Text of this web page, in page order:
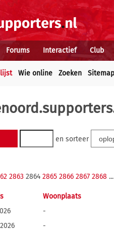
Forums Interactief Club
Wie online Zoeken Sitemap
en sorteer
2863 2864 2865 2866 2867 2868 ...
Woonplaats
-
-